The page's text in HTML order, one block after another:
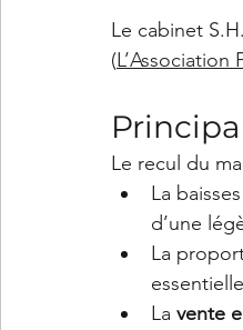
Le cabinet
(
Le recul du
La
d’une
La
La vente